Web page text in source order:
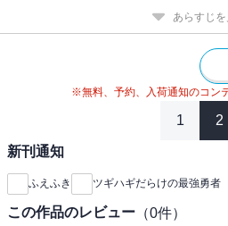
あらすじを
※無料、予約、入荷通知のコン
1 2
新刊通知
ふえふき ツギハギだらけの最強勇者
この作品のレビュー （0件）